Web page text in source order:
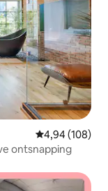
Gemiddelde
4,94 (108)
ontsnapping